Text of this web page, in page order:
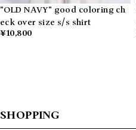
"OLD NAVY" good coloring ch
eck over size s/s shirt
¥10,800
SHOPPING